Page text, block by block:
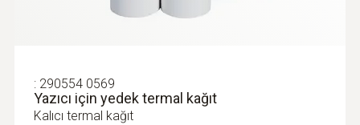
: 290554 0569
Yazıcı için yedek termal kağıt
Kalıcı termal kağıt